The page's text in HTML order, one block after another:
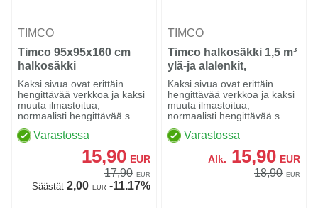
TIMCO
Timco 95x95x160 cm
halkosäkki
Kaksi sivua ovat erittäin
hengittävää verkkoa ja kaksi
muuta ilmastoitua,
normaalisti hengittävää s...
Varastossa
15,90 EUR
17,90 EUR
Säästät2,00 EUR -11.17%
TIMCO
Timco halkosäkki 1,5 m³
ylä-ja alalenkit,
95x95x160 cm
Kaksi sivua ovat erittäin
hengittävää verkkoa ja kaksi
muuta ilmastoitua,
normaalisti hengittävää s...
Varastossa
Alk. 15,90 EUR
18,90 EUR